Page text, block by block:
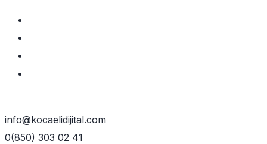
info@kocaelidijital.com
0(850) 303 02 41